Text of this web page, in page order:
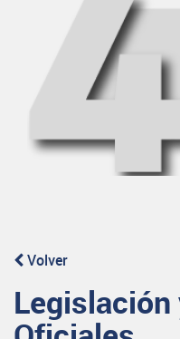
Volver